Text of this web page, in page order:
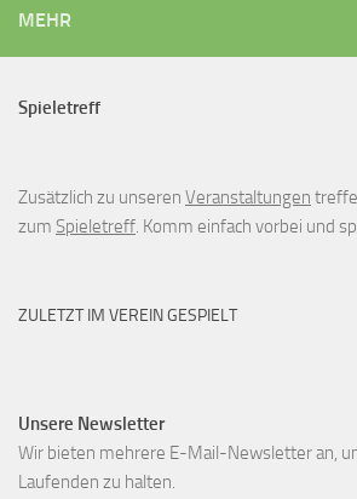
MEHR
Spieletreff
Zusätzlich zu unseren Veranstaltungen
zum Spieletreff. Komm einfach vorbei und
ZULETZT IM VEREIN GESPIELT
Unsere Newsletter
Wir bieten mehrere E-Mail-Newsletter an,
Laufenden zu halten.